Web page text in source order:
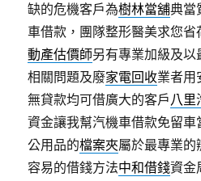
缺的危機客戶為樹林當舖典當
車借款，團隊整形醫美求您
動產估價師另有專業加級及
相關問題及廢家電回收業者用
無貸款均可借廣大的客戶八里
資金讓我幫汽機車借款免留
公用品的檔案夾屬於最專業的
容易的借錢方法中和借錢資金